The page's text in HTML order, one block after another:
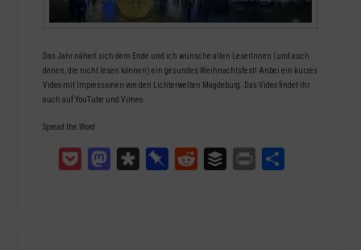
Das Jahr nähert sich dem Ende und ich wünsche allen LeserInnen (und auch
denen, die nicht lesen können) ein gesundes Weihnachtsfest! Anbei ein kurzes
Video mit Impressionen von den Lichterwelten Magdeburg. Das Video findet ihr
auch auf YouTube und Vimeo.
Spread the Word:
Pocket MastodonDiasporaPinboardReddit Buffer Print